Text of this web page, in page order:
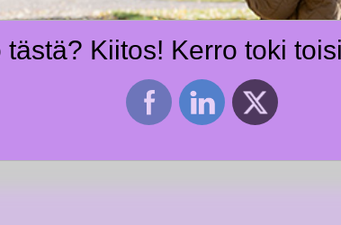
tästä? Kiitos! Kerro toki